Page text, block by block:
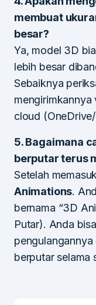
membuat
besar?
Ya, model 3D
lebih besar
Sebaiknya
mengirimkannya
cloud
5. Bagaimana
berputar terus
Setelah
Animations.
bernama “3D
Putar). Anda
berputar selama